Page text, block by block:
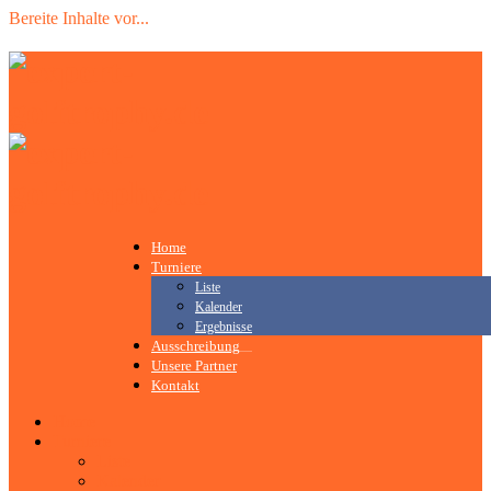
Bereite Inhalte vor...
Home
Turniere
Liste
Kalender
Ergebnisse
Ausschreibung
Unsere Partner
Kontakt